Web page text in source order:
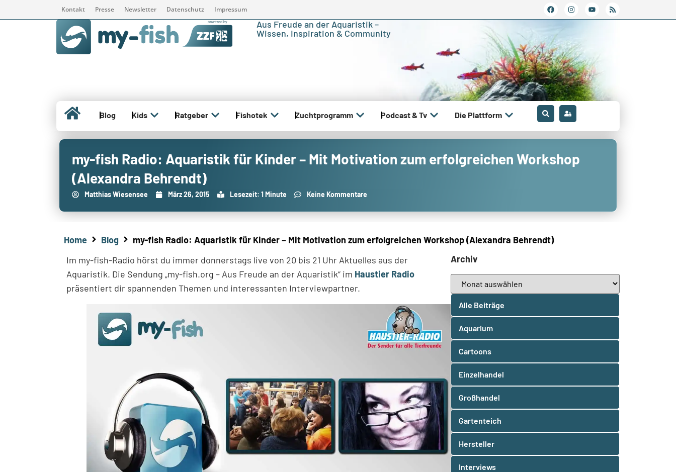
Kontakt Presse Newsletter Datenschutz Impressum
Aus Freude an der Aquaristik –
Wissen, Inspiration & Community
Blog Kids Ratgeber Fishotek Zuchtprogramm Podcast & Tv Die Plattform
my-fish Radio: Aquaristik für Kinder – Mit Motivation zum erfolgreichen Workshop
(Alexandra Behrendt)
Matthias Wiesensee März 26, 2015 Lesezeit: 1 Minute Keine Kommentare
Home Blog
my-fish Radio: Aquaristik für Kinder – Mit Motivation zum erfolgreichen Workshop (Alexandra Behrendt)
Im my-fish-Radio hörst du immer donnerstags live von 20 bis 21 Uhr Aktuelles aus der
Aquaristik. Die Sendung „my-fish.org – Aus Freude an der Aquaristik“ im Haustier Radio
präsentiert dir spannenden Themen und interessanten Interviewpartner.
Archiv
Alle Beiträge
Aquarium
Cartoons
Einzelhandel
Großhandel
Gartenteich
Hersteller
Interviews